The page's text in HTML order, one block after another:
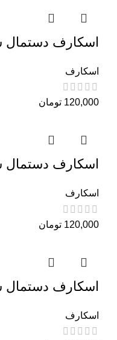
اسکارف دستمال
اسکارف
120,000 تومان
اسکارف دستمال
اسکارف
120,000 تومان
اسکارف دستمال
اسکارف